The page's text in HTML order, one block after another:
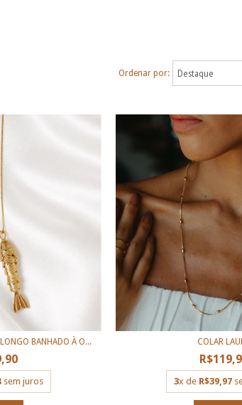
Ordenar por:
BANHADO À O...
sem juros
COLAR
3x de R$39,97